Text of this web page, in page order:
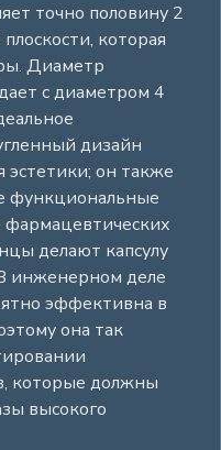
точно половину 2
которая
Диаметр
с диаметром 4
дизайн
эстетики; он также
функциональные
делают капсулу
инженерном деле
эффективна в
она так
которые должны
высокого